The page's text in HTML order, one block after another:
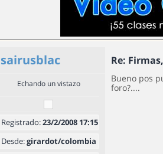
sairusblac Re:
Echando un vistazo
Registrado:23/2/2008 17:15
Desde:girardot/colombia
Bueno pos
foro?....